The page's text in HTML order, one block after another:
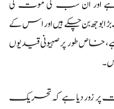
ہے اور ان سب کی موت کی
بوجھ بن چکے ہیں اور اس کے
طور پر صہیونی قیدیوں
پر زور دیا ہے کہ تحریک